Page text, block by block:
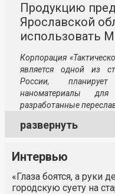
Продукцию
Ярославской
использовать
Корпорация
является одной из
России,
наноматериалы
разработанные
развернуть
Интервью
«Глаза боятся, а руки
городскую суету на